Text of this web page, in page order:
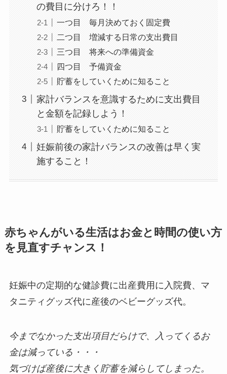
の費目に分けろ！！
一つ目 毎月決めておく固定費
二つ目 増減する日常の支出費目
三つ目 将来への準備資金
四つ目 予備資金
貯蓄をしていくために知ること
家計バランスを意識するために支出費目
と金額を記録しよう！
貯蓄をしていくために知ること
妊娠前後の家計バランスの改善は早く実
施すること！
赤ちゃんがいる生活はお金と時間の使い方
を見直すチャンス！
妊娠中の定期的な健診費に出産費用に入院費、マ
タニティグッズ代に産後のベビーグッズ代。
今までなかった支出項目だらけで、入ってくるお
金は減っている・・・
気づけば産後に大きく貯蓄を減らしてしまった。